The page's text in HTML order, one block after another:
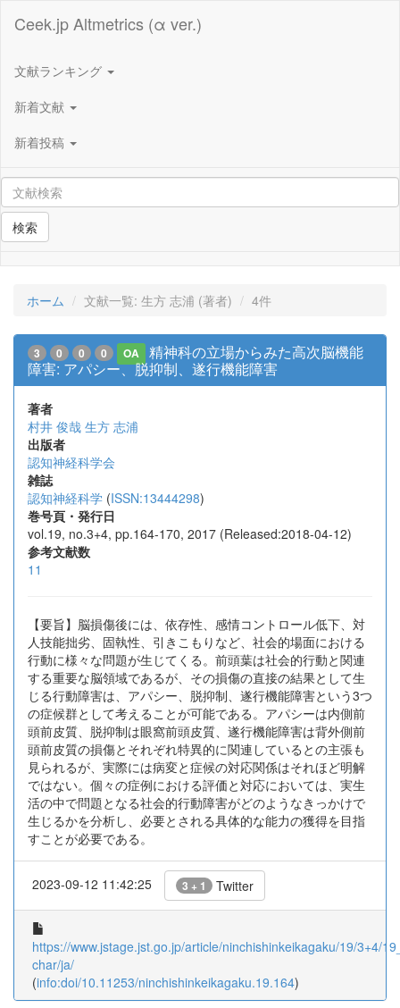
Ceek.jp Altmetrics (α ver.)
文献ランキング
新着文献
新着投稿
検索
ホーム 文献一覧: 生方 志浦 (著者) 4件
3 0 0 0 OA
精神科の立場からみた高次脳機能
障害: アパシー、脱抑制、遂行機能障害
著者
村井 俊哉 生方 志浦
出版者
認知神経科学会
雑誌
認知神経科学 (ISSN:13444298)
巻号頁・発行日
vol.19, no.3+4, pp.164-170, 2017 (Released:2018-04-12)
参考文献数
11
【要旨】脳損傷後には、依存性、感情コントロール低下、対
人技能拙劣、固執性、引きこもりなど、社会的場面における
行動に様々な問題が生じてくる。前頭葉は社会的行動と関連
する重要な脳領域であるが、その損傷の直接の結果として生
じる行動障害は、アパシー、脱抑制、遂行機能障害という3つ
の症候群として考えることが可能である。アパシーは内側前
頭前皮質、脱抑制は眼窩前頭皮質、遂行機能障害は背外側前
頭前皮質の損傷とそれぞれ特異的に関連しているとの主張も
見られるが、実際には病変と症候の対応関係はそれほど明解
ではない。個々の症例における評価と対応においては、実生
活の中で問題となる社会的行動障害がどのようなきっかけで
生じるかを分析し、必要とされる具体的な能力の獲得を目指
すことが必要である。
2023-09-12 11:42:25 3 + 1 Twitter
https://www.jstage.jst.go.jp/article/ninchishinkeikagaku/19/3+4/
char/ja/
(info:doi/10.11253/ninchishinkeikagaku.19.164)